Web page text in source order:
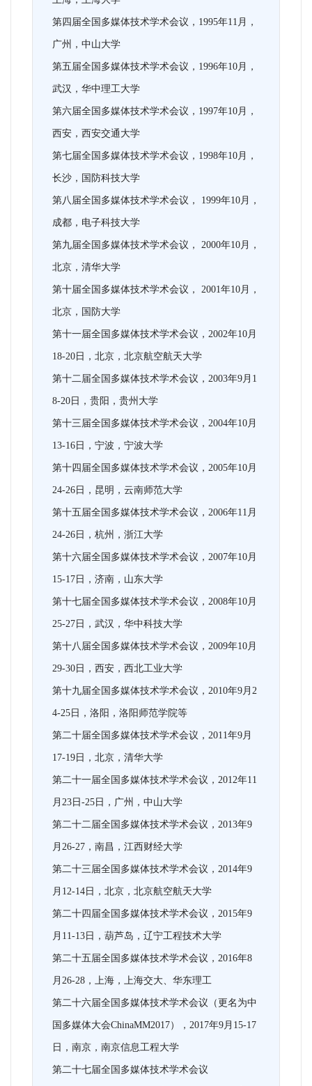
第四届全国多媒体技术学术会议，1995年11月，
广州，中山大学
第五届全国多媒体技术学术会议，1996年10月，
武汉，华中理工大学
第六届全国多媒体技术学术会议，1997年10月，
西安，西安交通大学
第七届全国多媒体技术学术会议，1998年10月，
长沙，国防科技大学
第八届全国多媒体技术学术会议， 1999年10月，
成都，电子科技大学
第九届全国多媒体技术学术会议， 2000年10月，
北京，清华大学
第十届全国多媒体技术学术会议， 2001年10月，
北京，国防大学
第十一届全国多媒体技术学术会议，2002年10月
18-20日，北京，北京航空航天大学
第十二届全国多媒体技术学术会议，2003年9月1
8-20日，贵阳，贵州大学
第十三届全国多媒体技术学术会议，2004年10月
13-16日，宁波，宁波大学
第十四届全国多媒体技术学术会议，2005年10月
24-26日，昆明，云南师范大学
第十五届全国多媒体技术学术会议，2006年11月
24-26日，杭州，浙江大学
第十六届全国多媒体技术学术会议，2007年10月
15-17日，济南，山东大学
第十七届全国多媒体技术学术会议，2008年10月
25-27日，武汉，华中科技大学
第十八届全国多媒体技术学术会议，2009年10月
29-30日，西安，西北工业大学
第十九届全国多媒体技术学术会议，2010年9月2
4-25日，洛阳，洛阳师范学院等
第二十届全国多媒体技术学术会议，2011年9月
17-19日，北京，清华大学
第二十一届全国多媒体技术学术会议，2012年11
月23日-25日，广州，中山大学
第二十二届全国多媒体技术学术会议，2013年9
月26-27，南昌，江西财经大学
第二十三届全国多媒体技术学术会议，2014年9
月12-14日，北京，北京航空航天大学
第二十四届全国多媒体技术学术会议，2015年9
月11-13日，葫芦岛，辽宁工程技术大学
第二十五届全国多媒体技术学术会议，2016年8
月26-28，上海，上海交大、华东理工
第二十六届全国多媒体技术学术会议（更名为中
国多媒体大会ChinaMM2017），2017年9月15-17
日，南京，南京信息工程大学
第二十七届全国多媒体技术学术会议